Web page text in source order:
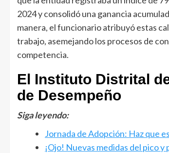
2024 y consolidó una ganancia
manera, el funcionario atribuyó estas
trabajo, asemejando los procesos de
competencia.
El Instituto Distrital
de Desempeño
Siga leyendo:
Jornada de Adopción: Haz que
¡Ojo! Nuevas medidas del pico y